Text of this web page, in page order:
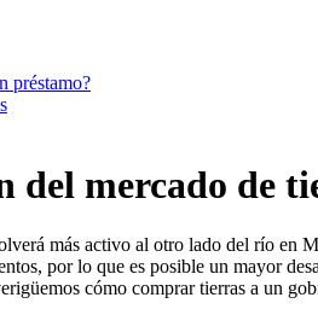
préstamo?
del mercado de
más activo al otro lado del río en
por lo que es posible un mayor
cómo comprar tierras a un